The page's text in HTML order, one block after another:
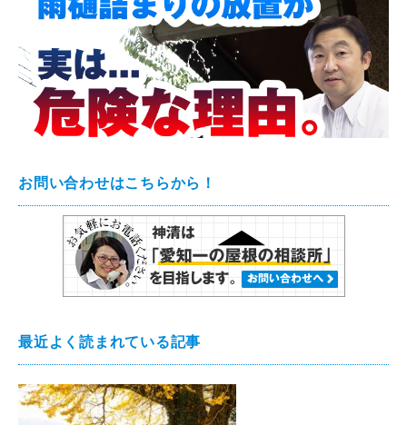
お問い合わせはこちらから！
最近よく読まれている記事